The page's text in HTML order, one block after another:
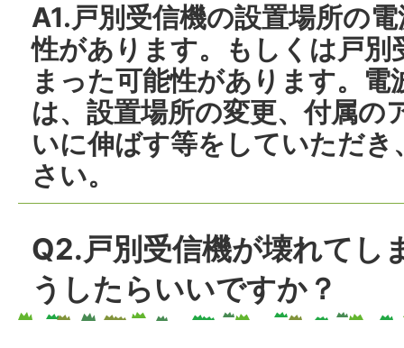
A1.戸別受信機の設置場所の
性があります。もしくは戸別
まった可能性があります。電
は、設置場所の変更、付属の
いに伸ばす等をしていただき
さい。
Q2.戸別受信機が壊れてし
うしたらいいですか？